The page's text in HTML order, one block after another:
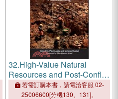
32.High-Value Natural
Resources and Post-Conflict
Peacebuilding
若需訂購本書，請電洽客服 02-
25006600[分機130、131]。